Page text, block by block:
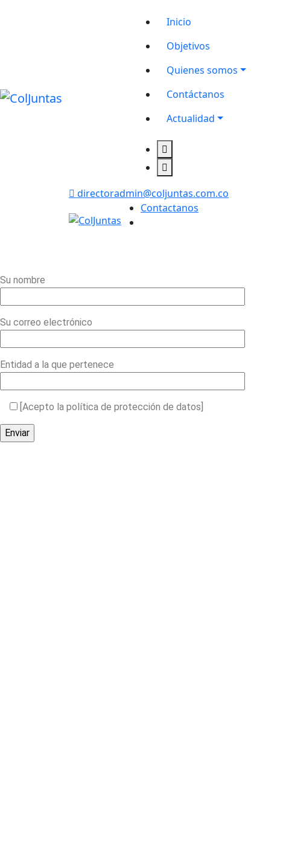
Inicio
Objetivos
Quienes somos
Contáctanos
Actualidad
directoradmin@coljuntas.com.co
Contactanos
Su nombre
Su correo electrónico
Entidad a la que pertenece
[Acepto la política de protección de datos]